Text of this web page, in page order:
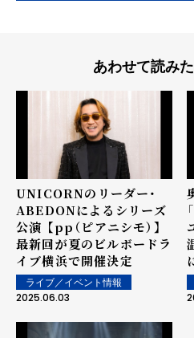
あわせて読み
UNICORNのリーダー・
ABEDONによるシリーズ
公演 【pp（ピアニシモ）】
最新回が夏のビルボードラ
イブ横浜で開催決定
ライブ／イベント情報
2025.06.03